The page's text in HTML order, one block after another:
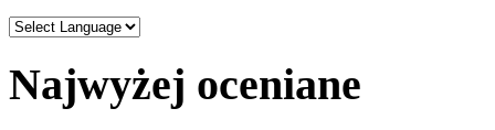
Najwyżej oceniane